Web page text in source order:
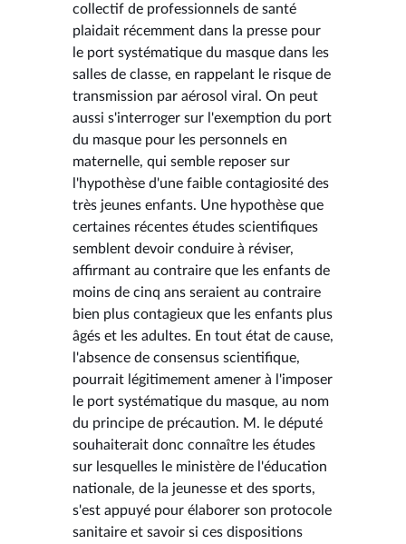
collectif de professionnels de santé
plaidait récemment dans la presse pour
le port systématique du masque dans les
salles de classe, en rappelant le risque de
transmission par aérosol viral. On peut
aussi s'interroger sur l'exemption du port
du masque pour les personnels en
maternelle, qui semble reposer sur
l'hypothèse d'une faible contagiosité des
très jeunes enfants. Une hypothèse que
certaines récentes études scientifiques
semblent devoir conduire à réviser,
affirmant au contraire que les enfants de
moins de cinq ans seraient au contraire
bien plus contagieux que les enfants plus
âgés et les adultes. En tout état de cause,
l'absence de consensus scientifique,
pourrait légitimement amener à l'imposer
le port systématique du masque, au nom
du principe de précaution. M. le député
souhaiterait donc connaître les études
sur lesquelles le ministère de l'éducation
nationale, de la jeunesse et des sports,
s'est appuyé pour élaborer son protocole
sanitaire et savoir si ces dispositions